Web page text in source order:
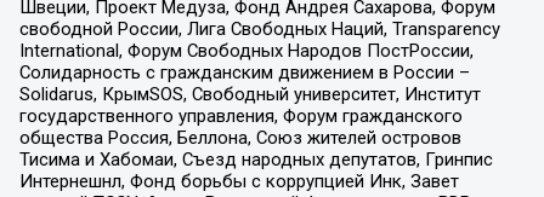
Швеции, Проект Медуза, Фонд Андрея Сахарова, Форум
свободной России, Лига Свободных Наций, Transparеncy
International, Форум Свободных Народов ПостРоссии,
Солидарность с гражданским движением в России –
Solidarus, КрымSOS, Свободный университет, Институт
государственного управления, Форум гражданского
общества Россия, Беллона, Союз жителей островов
Тисима и Хабомаи, Съезд народных депутатов, Гринпис
Интернешнл, Фонд борьбы с коррупцией Инк, Завет